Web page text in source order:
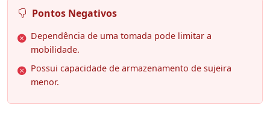
Pontos Negativos
Dependência de uma tomada pode limitar a
mobilidade.
Possui capacidade de armazenamento de sujeira
menor.